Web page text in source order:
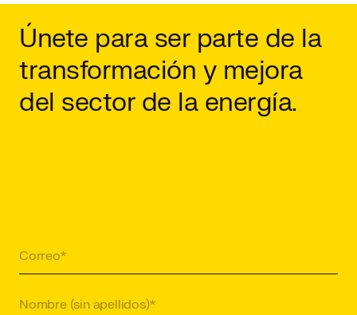
Únete para ser parte de la
transformación y mejora
del sector de la energía.